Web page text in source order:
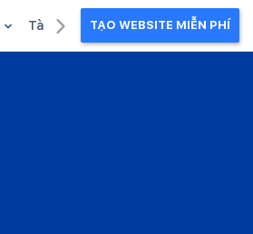
Tài liệu kinh doanhTẠO WEBSITE MIỄN PHÍ